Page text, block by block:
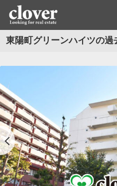
東陽町グリーンハイツの過